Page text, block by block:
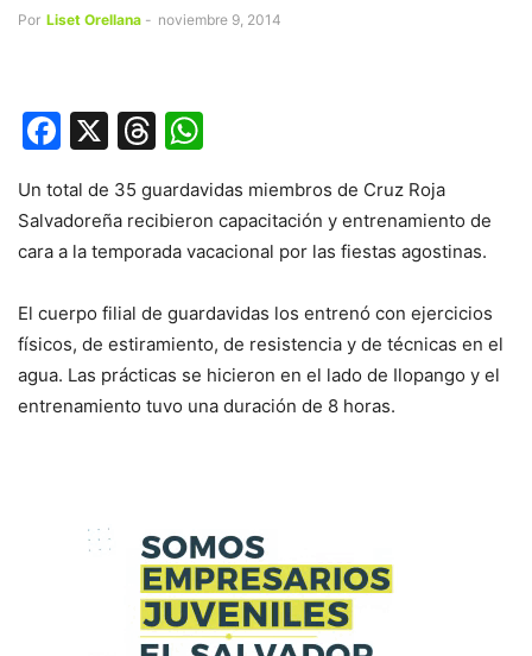
Por Liset Orellana - noviembre 9, 2014
Facebook
X Threads
Un total de 35 guardavidas miembros de Cruz Roja
Salvadoreña recibieron capacitación y entrenamiento de
cara a la temporada vacacional por las fiestas agostinas.
El cuerpo filial de guardavidas los entrenó con ejercicios
físicos, de estiramiento, de resistencia y de técnicas en el
agua. Las prácticas se hicieron en el lado de Ilopango y el
entrenamiento tuvo una duración de 8 horas.